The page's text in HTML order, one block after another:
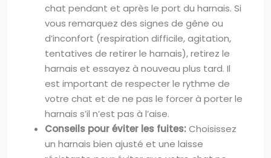
chat pendant et après le port du harnais. Si
vous remarquez des signes de gêne ou
d’inconfort (respiration difficile, agitation,
tentatives de retirer le harnais), retirez le
harnais et essayez à nouveau plus tard. Il
est important de respecter le rythme de
votre chat et de ne pas le forcer à porter le
harnais s’il n’est pas à l’aise.
Conseils pour éviter les fuites:Choisissez
un harnais bien ajusté et une laisse